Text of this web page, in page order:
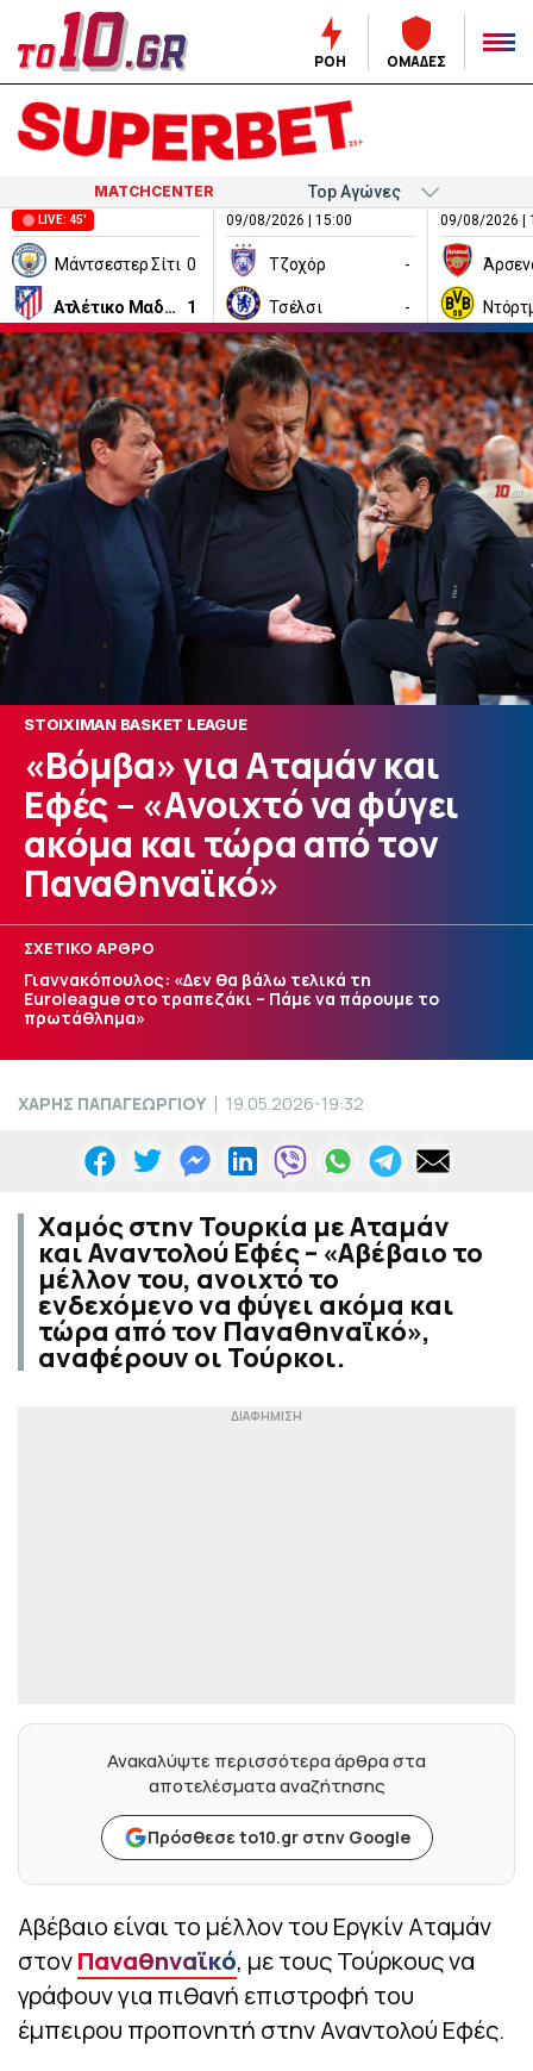
ΡΟΗ ΟΜΑΔΕΣ
MATCHCENTER
LIVE: 45'
Μάντσεστερ Σίτι 0
Ατλέτικο Μαδρίτης 1
09/08/2026 | 15:00
Τζοχόρ -
Τσέλσι -
09/08/2026 |
STOIXIMAN BASKET LEAGUE
«Βόμβα» για Αταμάν και
Εφές – «Ανοιχτό να φύγει
ακόμα και τώρα από τον
Παναθηναϊκό»
ΣΧΕΤΙΚΟ ΑΡΘΡΟ
Γιαννακόπουλος: «Δεν θα βάλω τελικά τη
Euroleague στο τραπεζάκι – Πάμε να πάρουμε το
πρωτάθλημα»
ΧΑΡΗΣ ΠΑΠΑΓΕΩΡΓΙΟΥ 19.05.2026-19:32
Χαμός στην Τουρκία με Αταμάν
και Αναντολού Εφές – «Αβέβαιο το
μέλλον του, ανοιχτό το
ενδεχόμενο να φύγει ακόμα και
τώρα από τον Παναθηναϊκό»,
αναφέρουν οι Τούρκοι.
Ανακαλύψτε περισσότερα άρθρα στα
αποτελέσματα αναζήτησης
Πρόσθεσε to10.gr στην Google
Αβέβαιο είναι το μέλλον του Εργκίν Αταμάν
στονΠαναθηναϊκό, με τους Τούρκους να
γράφουν για πιθανή επιστροφή του
έμπειρου προπονητή στην Αναντολού Εφές.